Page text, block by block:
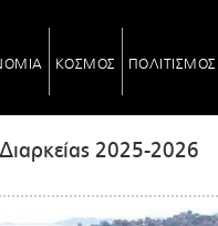
ΚΟΣΜΟΣ ΠΟΛΙΤΙΣΜΟΣ
2025-2026